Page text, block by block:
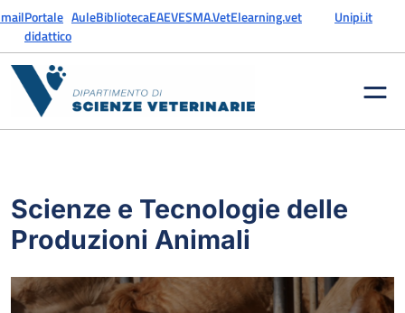
Vai al contenuto
Portale
didattico
AuleBibliotecaEAEVESMA.VetElearning.vet Unipi.it
Scienze e Tecnologie delle
Produzioni Animali